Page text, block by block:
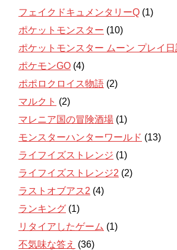
フェイクドキュメンタリーQ (1)
ポケットモンスター (10)
ポケットモンスター ムーン プレイ日
ポケモンGO (4)
ポポロクロイス物語 (2)
マルクト (2)
マレニア国の冒険酒場 (1)
モンスターハンターワールド (13)
ライフイズストレンジ (1)
ライフイズストレンジ2 (2)
ラストオブアス2 (4)
ランキング (1)
リタイアしたゲーム (1)
不気味な答え (36)